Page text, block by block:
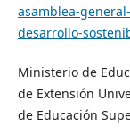
asamblea-
desarrollo-
Ministerio de
de Extensión
de Educación